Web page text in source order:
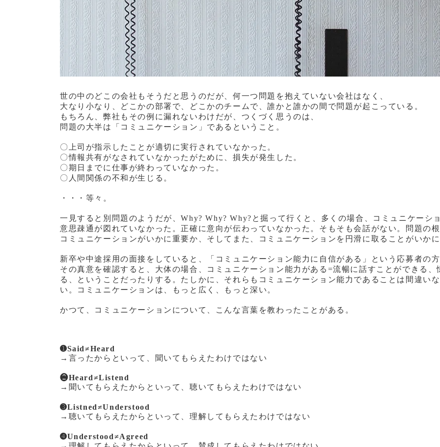
世の中のどこの会社もそうだと思うのだが、何一つ問題を抱えていない会社はなく、
大なり小なり、どこかの部署で、どこかのチームで、誰かと誰かの間で問題が起こっている。
もちろん、弊社もその例に漏れないわけだが、つくづく思うのは、
問題の大半は「コミュニケーション」であるということ。
〇上司が指示したことが適切に実行されていなかった。
〇情報共有がなされていなかったがために、損失が発生した。
〇期日までに仕事が終わっていなかった。
〇人間関係の不和が生じる。
・・・等々。
一見すると別問題のようだが、Why? Why? Why?と掘って行くと、多くの場合、コミュニケーシ
意思疎通が図れていなかった。正確に意向が伝わっていなかった。そもそも会話がない。問題の
コミュニケーションがいかに重要か、そしてまた、コミュニケーションを円滑に取ることがいか
新卒や中途採用の面接をしていると、「コミュニケーション能力に自信がある」という応募者の方
その真意を確認すると、大体の場合、コミュニケーション能力がある=流暢に話すことができる
る、ということだったりする。たしかに、それらもコミュニケーション能力であることは間違い
い。コミュニケーションは、もっと広く、もっと深い。
かつて、コミュニケーションについて、こんな言葉を教わったことがある。
➊Said≠Heard
→言ったからといって、聞いてもらえたわけではない
❷Heard≠Listend
→聞いてもらえたからといって、聴いてもらえたわけではない
➌Listned≠Understood
→聴いてもらえたからといって、理解してもらえたわけではない
➍Understood≠Agreed